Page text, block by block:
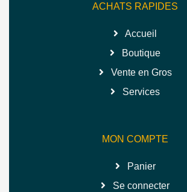
ACHATS RAPIDES
Accueil
Boutique
Vente en Gros
Services
MON COMPTE
Panier
Se connecter